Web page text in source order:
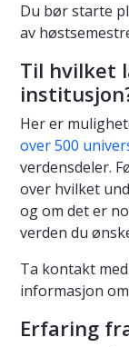
Du bør starte
av
Til hvilket
Her er
over 500
verdensdeler.
over hvilket
og om det er
verden du
Ta kontakt
informasjon
Erfaring